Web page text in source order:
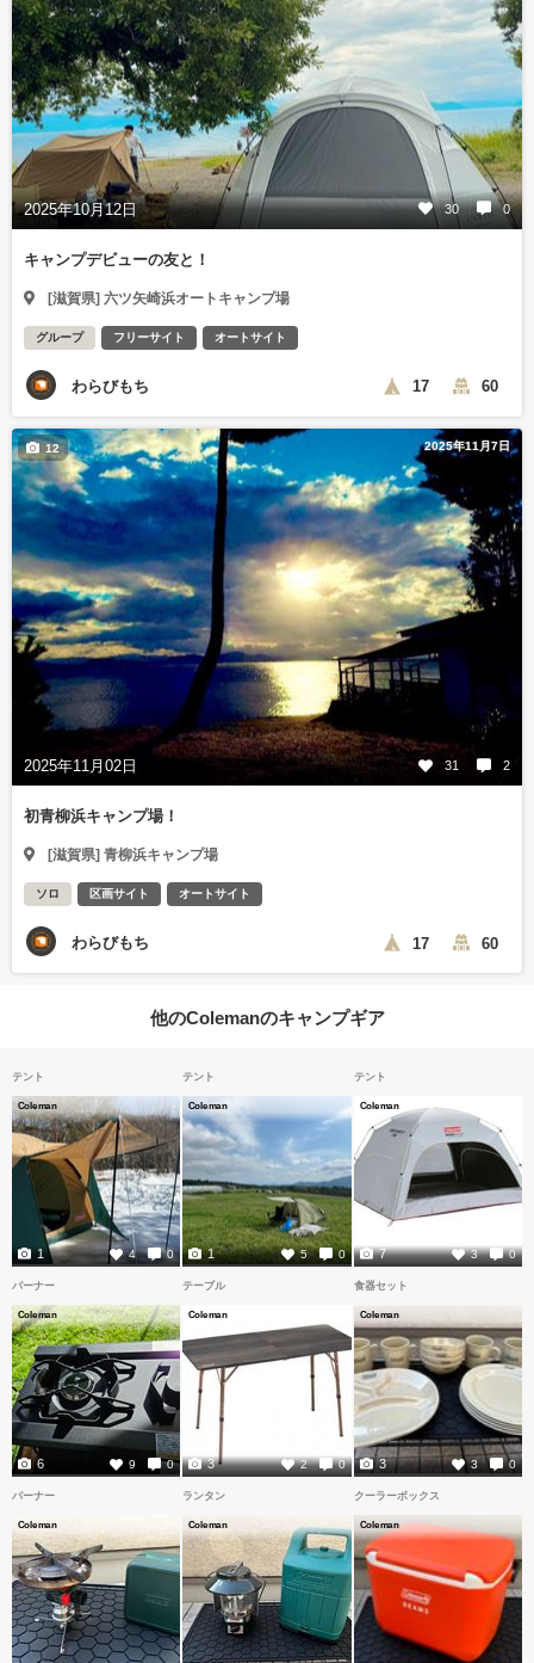
2025年10月12日 30 0
キャンプデビューの友と！
[滋賀県] 六ツ矢崎浜オートキャンプ場
グループ フリーサイト オートサイト
わらびもち 17 60
2025年11月7日
2025年11月02日 31 2
12
初青柳浜キャンプ場！
[滋賀県] 青柳浜キャンプ場
ソロ 区画サイト オートサイト
わらびもち 17 60
他のColemanのキャンプギア
テント
Coleman
4 0
1
テント
Coleman
5 0
1
テント
Coleman
3 0
7
バーナー
Coleman
9 0
6
テーブル
Coleman
2 0
3
食器セット
Coleman
3 0
3
バーナー
Coleman
ランタン
Coleman
クーラーボックス
Coleman